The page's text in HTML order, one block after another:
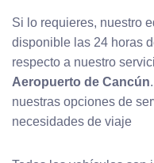
Si lo requieres, nuestro
disponible las 24 horas
respecto a nuestro
Aeropuerto de Cancún
nuestras opciones de
necesidades de viaje